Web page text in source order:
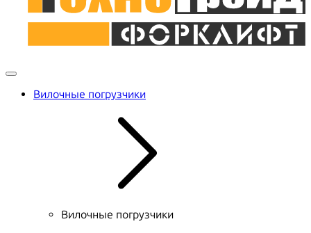
Вилочные погрузчики
Вилочные погрузчики